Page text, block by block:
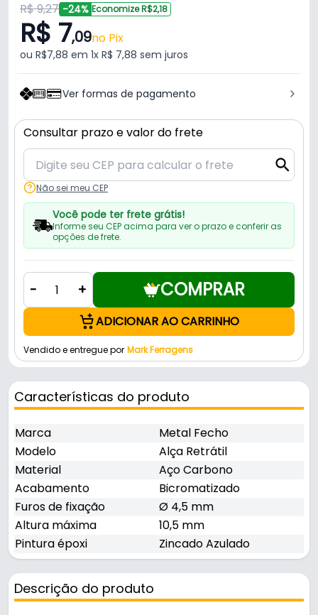
R$ 9,27 -24% Economize R$2,18
R$ 7,09no Pix
ou R$7,88 em 1x R$ 7,88 sem juros
Ver formas de pagamento
Consultar prazo e valor do frete
Não sei meu CEP
Você pode ter frete grátis!
Informe seu CEP acima para ver o prazo e conferir as
opções de frete.
- + COMPRAR
ADICIONAR AO CARRINHO
Vendido e entregue por Mark Ferragens
Características do produto
Marca
Metal Fecho
Modelo
Alça Retrátil
Material
Aço Carbono
Acabamento
Bicromatizado
Furos de fixação
Ø 4,5 mm
Altura máxima
10,5 mm
Pintura époxi
Zincado Azulado
Descrição do produto